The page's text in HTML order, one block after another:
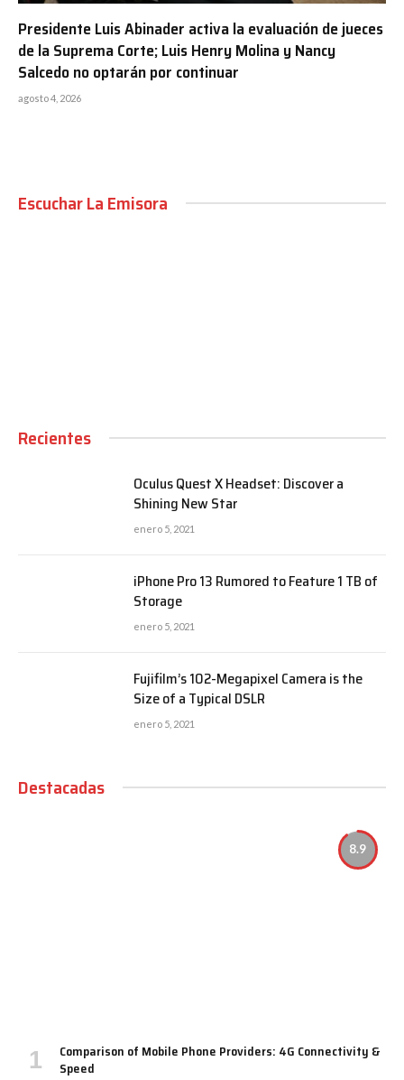
Presidente Luis Abinader activa la evaluación de jueces
de la Suprema Corte; Luis Henry Molina y Nancy
Salcedo no optarán por continuar
agosto 4, 2026
Escuchar La Emisora
Recientes
Oculus Quest X Headset: Discover a
Shining New Star
enero 5, 2021
iPhone Pro 13 Rumored to Feature 1 TB of
Storage
enero 5, 2021
Fujifilm’s 102-Megapixel Camera is the
Size of a Typical DSLR
enero 5, 2021
Destacadas
8.9
Comparison of Mobile Phone Providers: 4G Connectivity &
Speed